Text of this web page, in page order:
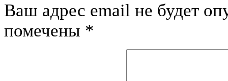
Ваш адрес email не будет
помечены *